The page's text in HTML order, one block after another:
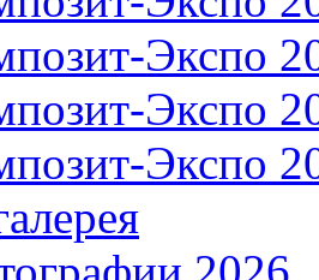
Экспо
Экспо
Экспо